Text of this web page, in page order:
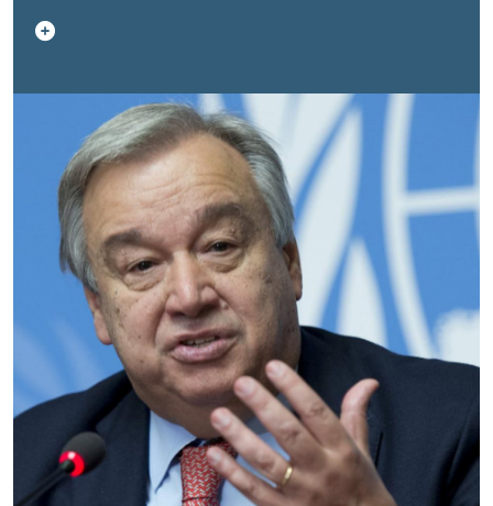
взаимозависимыми. Но в последние годы мы
наблюдаем сокращение гражданского
свидетельствующие о вопиющем пренебрежении
правами и равнодушии к человеческим
страданиям.Однако вместе мы обладаем силой,
чтобы противостоять этим несправедливостям:
защищая институты, которые делают права
человека реальностью для каждого.Каждый день
Организация Объединённых Наций помогает
людям по всему миру реализовывать свои
базовые права. Вместе с гражданским обществом
и правительствами мы доставляем
продовольствие и предоставляем укрытие;
поддерживаем образование и выборы; очищаем
территории от мин; защищаем окружающую
среду; расширяем возможности женщин и
стремимся к миру.Но мы не можем делать это в
одиночку. Эта работа зависит от того, чтобы люди